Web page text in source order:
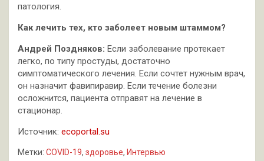
патология.
Как лечить тех, кто заболеет новым штаммом?
Андрей Поздняков: Если заболевание протекает
легко, по типу простуды, достаточно
симптоматического лечения. Если сочтет нужным врач,
он назначит фавипиравир. Если течение болезни
осложнится, пациента отправят на лечение в
стационар.
Источник: ecoportal.su
Метки: COVID-19, здоровье, Интервью